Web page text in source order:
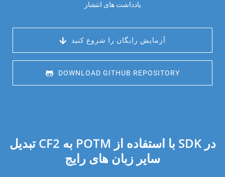
یادداشت های انتشار
آزمایش رایگان را شروع کنید
DOWNLOAD GITHUB REPOSITORY
تبدیل CF2 به POTM با استفاده از SDK در
سایر زبان های رایج